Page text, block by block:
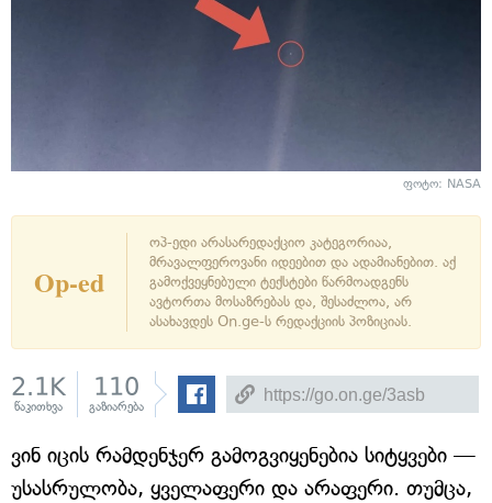
ფოტო: NASA
Op-ed
ოპ-ედი არასარედაქციო კატეგორიაა,
მრავალფეროვანი იდეებით და ადამიანებით. აქ
გამოქვეყნებული ტექსტები წარმოადგენს
ავტორთა მოსაზრებას და, შესაძლოა, არ
ასახავდეს On.ge-ს რედაქციის პოზიციას.
2.1K
წაკითხვა
110
გაზიარება
ვინ იცის რამდენჯერ გამოგვიყენებია სიტყვები —
უსასრულობა, ყველაფერი და არაფერი. თუმცა,